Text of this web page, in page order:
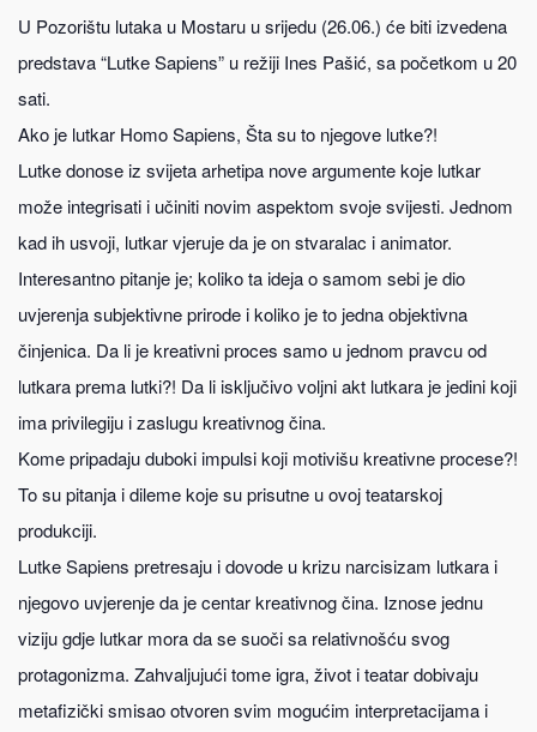
U Pozorištu lutaka u Mostaru u srijedu (26.06.) će biti izvedena
predstava “Lutke Sapiens” u režiji Ines Pašić, sa početkom u 20
sati.
Ako je lutkar Homo Sapiens, Šta su to njegove lutke?!
Lutke donose iz svijeta arhetipa nove argumente koje lutkar
može integrisati i učiniti novim aspektom svoje svijesti. Jednom
kad ih usvoji, lutkar vjeruje da je on stvaralac i animator.
Interesantno pitanje je; koliko ta ideja o samom sebi je dio
uvjerenja subjektivne prirode i koliko je to jedna objektivna
činjenica. Da li je kreativni proces samo u jednom pravcu od
lutkara prema lutki?! Da li isključivo voljni akt lutkara je jedini koji
ima privilegiju i zaslugu kreativnog čina.
Kome pripadaju duboki impulsi koji motivišu kreativne procese?!
To su pitanja i dileme koje su prisutne u ovoj teatarskoj
produkciji.
Lutke Sapiens pretresaju i dovode u krizu narcisizam lutkara i
njegovo uvjerenje da je centar kreativnog čina. Iznose jednu
viziju gdje lutkar mora da se suoči sa relativnošću svog
protagonizma. Zahvaljujući tome igra, život i teatar dobivaju
metafizički smisao otvoren svim mogućim interpretacijama i